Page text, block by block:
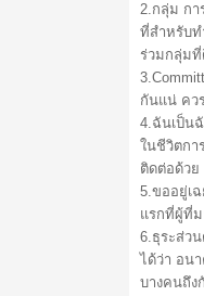
2.กลุ่ม กา
ที่สำหรับท
ร่วมกลุ่มที่
กันแน่ คว
4.ฉันเป็น
ในชีวิตกา
ติดต่อด้วย
5.ขออยู่เ
แรกที่ผู้ที่
6.ธุระส่ว
ได้ว่า อน
บางคนถึง